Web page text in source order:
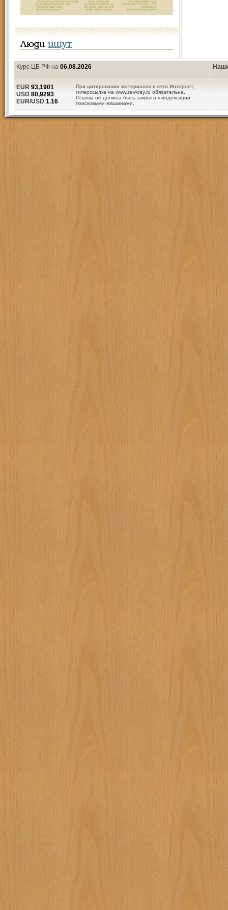
Люди ищут
Курс ЦБ РФ на 06.08.2026
При цитировании материалов в сети Интернет,
гиперссылка на www.sevkray.ru обязательна.
Ссылка не должна быть закрыта к индексации
поисковыми машинами.
EUR 93,1901
USD 80,9293
EUR/USD 1.16